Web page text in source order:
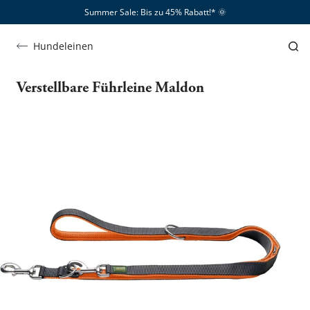
Summer Sale: Bis zu 45% Rabatt!*​ 🌞
Hundeleinen
Verstellbare Führleine Maldon